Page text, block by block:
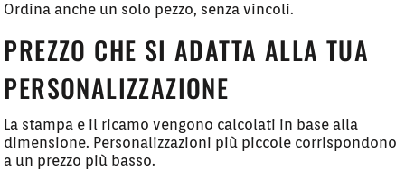
Ordina anche un solo pezzo, senza vincoli.
PREZZO CHE SI ADATTA ALLA TUA
PERSONALIZZAZIONE
La stampa e il ricamo vengono calcolati in base alla
dimensione. Personalizzazioni più piccole corrispondono
a un prezzo più basso.